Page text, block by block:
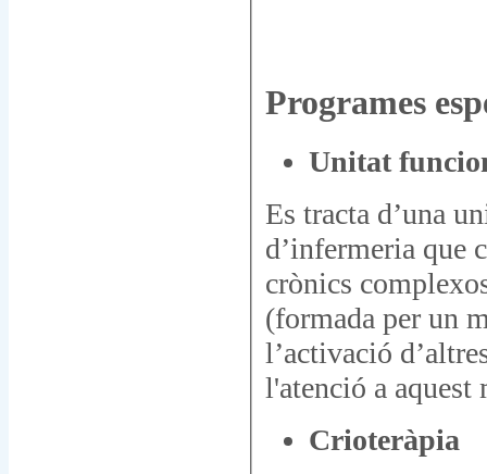
Programes
Unitat
Es tracta d’una
d’infermeria que
crònics
(formada per un
l’activació
l'atenció a aquest
Crioteràpia